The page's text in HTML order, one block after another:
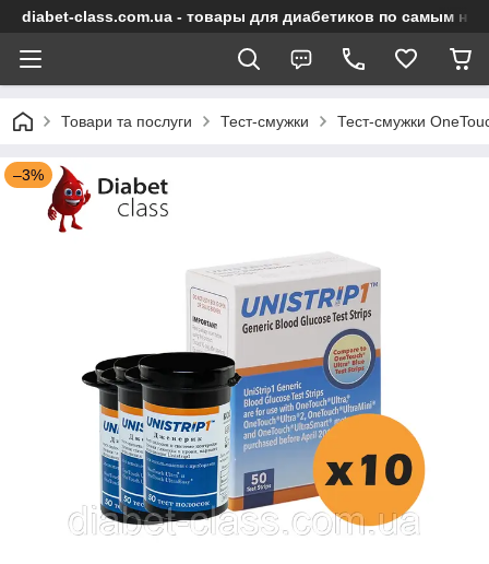
diabet-class.com.ua - товары для диабетиков по самым
Товари та послуги Тест-смужки Тест-смужки
–3%